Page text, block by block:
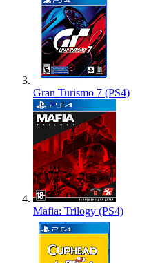
Gran Turismo 7 (PS4)
Mafia: Trilogy (PS4)